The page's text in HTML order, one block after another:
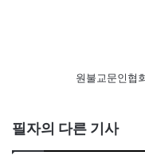
원불교문인협
필자의 다른 기사